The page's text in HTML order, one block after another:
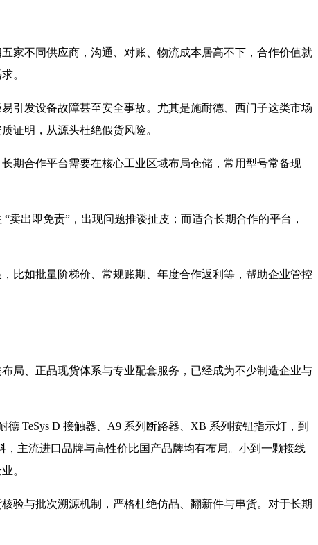
家不同供应商，沟通、对账、物流成本居高不下，合作价值就
。
引发设备故障甚至安全事故。尤其是施耐德、西门子这类市场
证明，从源头杜绝假货风险。
期合作平台需要在核心工业区域布局仓储，常用型号常备现
出即免责”，出现问题推诿扯皮；而适合长期合作的平台，
比如批量阶梯价、常规账期、年度合作返利等，帮助企业管控
局、正品现货体系与专业配套服务，已经成为不少制造企业与
TeSys D 接触器、A9 系列断路器、XB 系列按钮指示灯，到
主流进口品牌与高性价比国产品牌均有布局。小到一颗接线
。
验与批次溯源机制，严格杜绝仿品、翻新件与串货。对于长期